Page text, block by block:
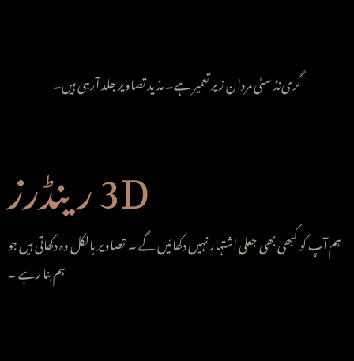
گرینڈ سٹی مردان زیر تعمیر ہے۔ مذید تصاویر جلد آرہی ہیں۔
3D رینڈرز
ہم آپ کو کبھی بھی جعلی اشتہار نہیں دکھائیں گے ۔ تصاویر بالکل وہ دکھاتی ہیں جو
ہم بنا رہے ۔